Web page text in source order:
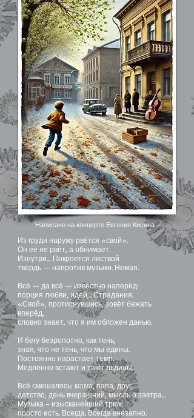
Написано на концерте Евгения Кисина
Из груди наружу рвётся «свой».
Он её не рвёт, а обнимает.
Изнутри… Покроется листвой
твердь — напротив музыки. Немая.
Всё — да всё — известно наперёд:
порция любви, идей,.. Страдания.
«Свой», протиснувшись, зовёт бежать
вперёд,
словно знает, что я им обложен данью.
И бегу безропотно, как тень,
зная, что не тень, что мы едины.
Постоянно нарастает темп.
Медленно встают и тают льдины.
Всё смешалось: мама, папа, друг,
детство, день вчерашний, мысль о завтра…
Музыка – изысканейший трюк:
просто есть. Всегда. Всегда внезапно.